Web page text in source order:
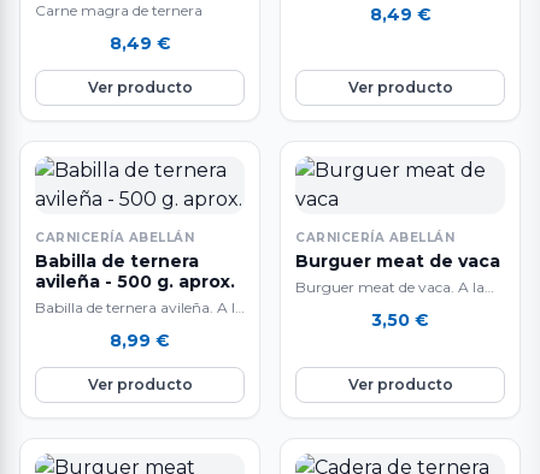
500 g. aprox.
Carne magra de ternera
8,49 €
Ver producto
8,49 €
Ver producto
CARNICERÍA ABELLÁN
Babilla de ternera
avileña - 500 g. aprox.
Babilla de ternera avileña. A la
aproximadamente. El peso
del…
8,99 €
Ver producto
CARNICERÍA ABELLÁN
Burguer meat de vaca
Burguer meat de vaca. A la
preparar exquisitas
3,50 €
Ver producto